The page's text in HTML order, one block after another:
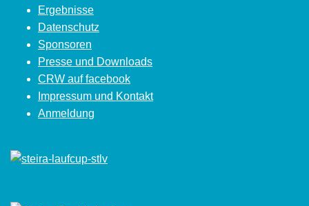
Ergebnisse
Datenschutz
Sponsoren
Presse und Downloads
CRW auf facebook
Impressum und Kontakt
Anmeldung